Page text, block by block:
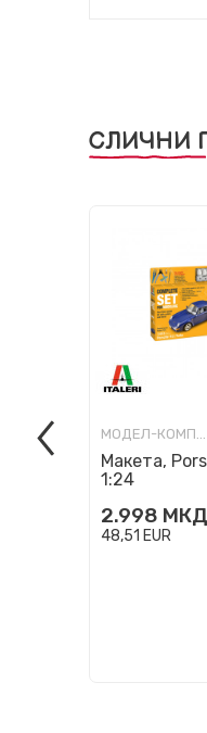
СЛИЧНИ
МОДЕЛ-КОМПЛЕТ
Макета,
1:24
2.998 МКД
48,51 EUR